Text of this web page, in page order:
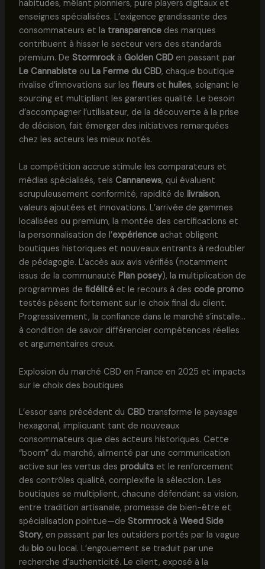
habitudes, mêlant pionniers, pure players digitaux et
enseignes spécialisées. L’exigence grandissante des
consommateurs et la transparencedes marques
contribuent à hisser le secteur vers des standards
premium. De Stormrockà Golden CBDen passant par
Le Cannabisteou La Ferme du CBD, chaque boutique
rivalise d’innovations sur les fleurset huiles, soignant le
sourcing et multipliant les garanties qualité. Le besoin
d’accompagner l’utilisateur, de la découverte à la prise
de décision, fait émerger des initiatives remarquées
chez les acteurs les mieux notés.
La compétition accrue stimule les comparateurs et
médias spécialisés, tels Cannanews, qui évaluent
scrupuleusement conformité, rapidité de livraison,
valeurs ajoutées et innovations. L’arrivée de gammes
localisées ou premium, la montée des certifications et
la personnalisation de l’expérienceachat obligent
boutiques historiques et nouveaux entrants à redoubler
de pédagogie. L’accès aux avis vérifiés (notamment
issus de la communauté Plan posey), la multiplication de
programmes de fidélitéet le recours à des code promo
testés pèsent fortement sur le choix final du client.
Progressivement, la confiance dans le marché s’installe…
à condition de savoir différencier compétences réelles
et argumentaires creux.
Explosion du marché CBD en France en 2025 et impacts
sur le choix des boutiques
L’essor sans précédent du CBDtransforme le paysage
hexagonal, impliquant tant de nouveaux
consommateurs que des acteurs historiques. Cette
“boom” du marché, alimenté par une communication
active sur les vertus des produitset le renforcement
des contrôles qualité, complexifie la sélection. Les
boutiques se multiplient, chacune défendant sa vision,
entre tradition artisanale, promesse de bien-être et
spécialisation pointue—de Stormrockà Weed Side
Story, en passant par les outsiders portés par la vague
du bioou local. L’engouement se traduit par une
recherche d’authenticité. Le client, exposé à la